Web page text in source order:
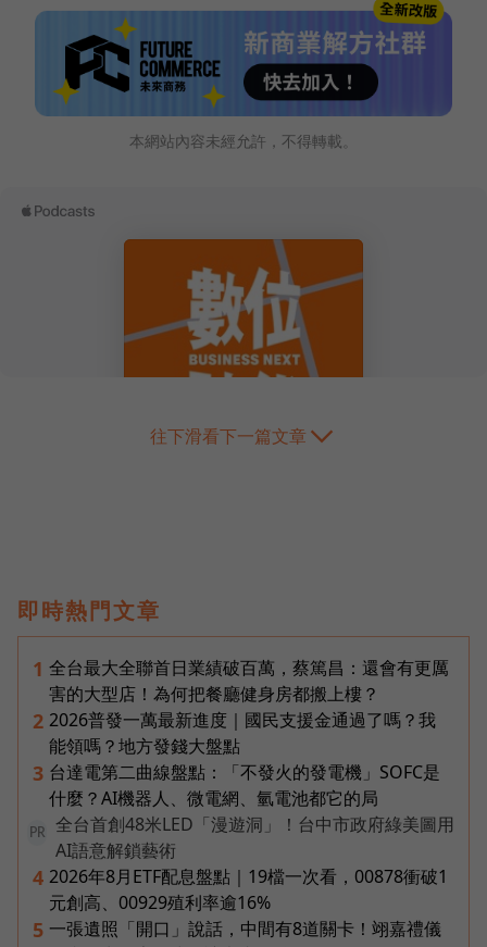
本網站內容未經允許，不得轉載。
往下滑看下一篇文章
即時熱門文章
1 全台最大全聯首日業績破百萬，蔡篤昌：還會有更厲
害的大型店！為何把餐廳健身房都搬上樓？
2 2026普發一萬最新進度｜國民支援金通過了嗎？我
能領嗎？地方發錢大盤點
3 台達電第二曲線盤點：「不發火的發電機」SOFC是
什麼？AI機器人、微電網、氫電池都它的局
PR
全台首創48米LED「漫遊洞」！台中市政府綠美圖用
AI語意解鎖藝術
4 2026年8月ETF配息盤點｜19檔一次看，00878衝破1
元創高、00929殖利率逾16%
5 一張遺照「開口」說話，中間有8道關卡！翊嘉禮儀